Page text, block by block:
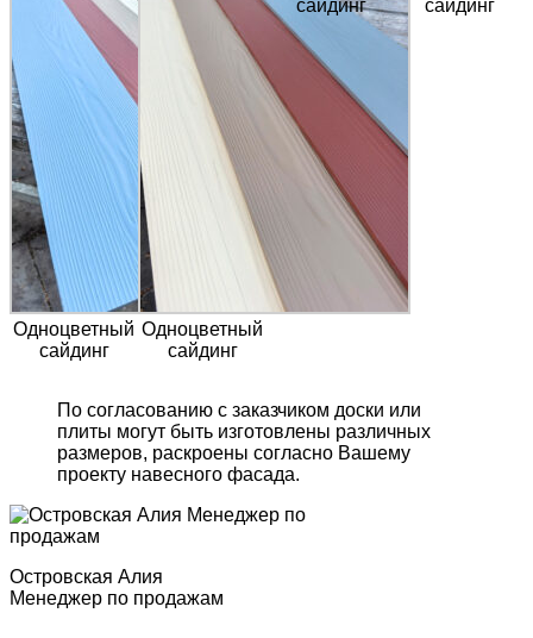
Одноцветный
сайдинг
Одноцветный
сайдинг
сайдинг сайдинг
По согласованию с заказчиком доски или
плиты могут быть изготовлены различных
размеров, раскроены согласно Вашему
проекту навесного фасада.
Островская Алия
Менеджер по продажам